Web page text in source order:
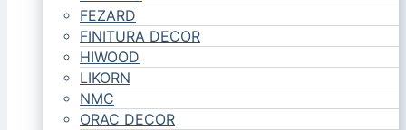
FEZARD
FINITURA DECOR
HIWOOD
LIKORN
NMC
ORAC DECOR